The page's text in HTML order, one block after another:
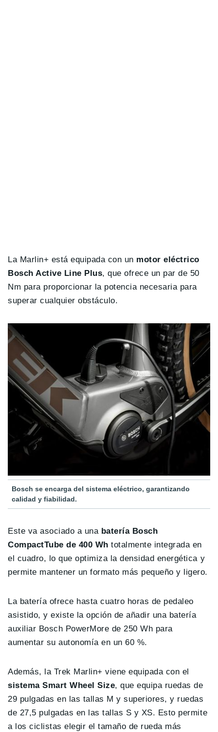
La Marlin+ está equipada con un motor eléctrico
Bosch Active Line Plus, que ofrece un par de 50
Nm para proporcionar la potencia necesaria para
superar cualquier obstáculo.
Bosch se encarga del sistema eléctrico, garantizando
calidad y fiabilidad.
Este va asociado a una batería Bosch
CompactTube de 400 Wh totalmente integrada en
el cuadro, lo que optimiza la densidad energética y
permite mantener un formato más pequeño y ligero.
La batería ofrece hasta cuatro horas de pedaleo
asistido, y existe la opción de añadir una batería
auxiliar Bosch PowerMore de 250 Wh para
aumentar su autonomía en un 60 %.
Además, la Trek Marlin+ viene equipada con el
sistema Smart Wheel Size, que equipa ruedas de
29 pulgadas en las tallas M y superiores, y ruedas
de 27,5 pulgadas en las tallas S y XS. Esto permite
a los ciclistas elegir el tamaño de rueda más